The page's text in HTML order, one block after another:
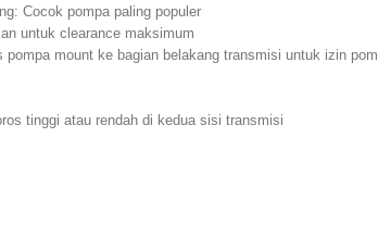
Cocok pompa paling populer
untuk clearance maksimum
mount ke bagian belakang transmisi untuk izin
tinggi atau rendah di kedua sisi transmisi